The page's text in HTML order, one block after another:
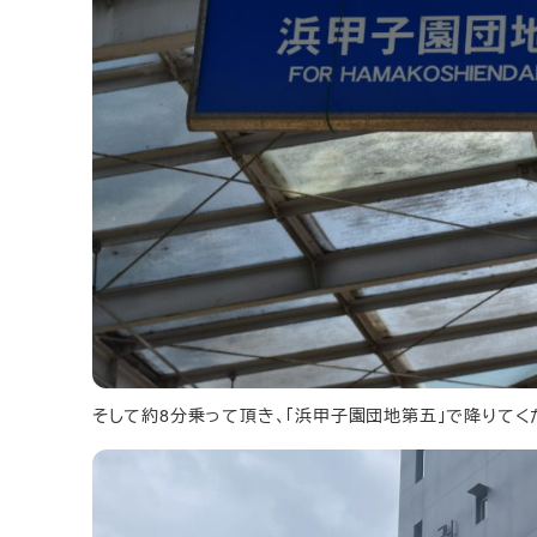
そして約8分乗って頂き、「浜甲子園団地第五」で降りてく